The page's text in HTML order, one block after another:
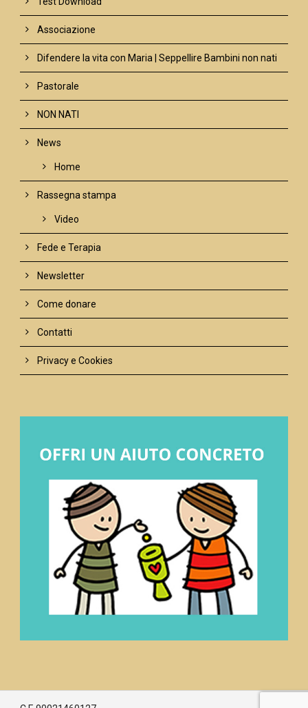
Associazione
Difendere la vita con Maria | Seppellire Bambini non nati
Pastorale
NON NATI
News
Home
Rassegna stampa
Video
Fede e Terapia
Newsletter
Come donare
Contatti
Privacy e Cookies